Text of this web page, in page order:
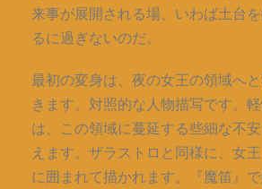
来事が展開される場、いわば土台
るに過ぎないのだ。
最初の変身は、夜の女王の領域へ
きます。対照的な人物描写です。
は、この領域に蔓延する些細な不
えます。ザラストロと同様に、女
に囲まれて描かれます。『魔笛』